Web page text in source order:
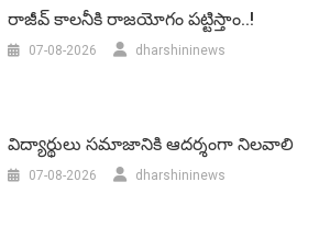
రాజీవ్ కాలనీకి రాజయోగం పట్టిస్తాం..!
07-08-2026 dharshininews
విద్యార్థులు సమాజానికి ఆదర్శంగా నిలవాలి
07-08-2026 dharshininews